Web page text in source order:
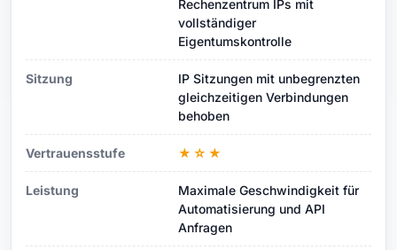
Rechenzentrum IPs mit
vollständiger
Eigentumskontrolle
Sitzung
IP Sitzungen mit unbegrenzten
gleichzeitigen Verbindungen
behoben
Vertrauensstufe ★☆★
Leistung
Maximale Geschwindigkeit für
Automatisierung und API
Anfragen